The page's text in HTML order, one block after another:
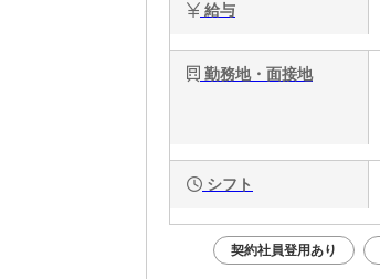
給与
勤務地・面接地
シフト
契約社員登用あり